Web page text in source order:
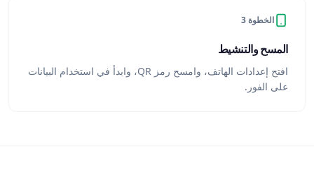
الخطوة 3
المسح والتنشيط
افتح إعدادات الهاتف، وامسح رمز QR، وابدأ في استخدام البيانات
على الفور.